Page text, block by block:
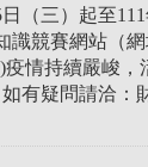
（三）起至
競賽網站（網
情持續嚴峻
有疑問請洽：